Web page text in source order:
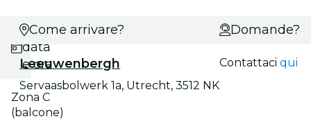
Scegli
data
e ora
Zona C
(balcone)
Come arrivare?
Leeuwenbergh
Servaasbolwerk 1a, Utrecht, 3512 NK
Domande?
Contattaciqui